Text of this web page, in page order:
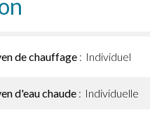
de chauffage Individuel
d'eau chaude Individuelle